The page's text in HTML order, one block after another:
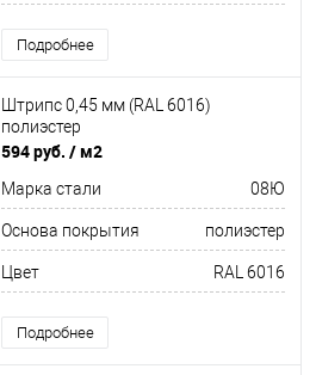
Подробнее
Штрипс 0,45 мм (RAL 6016)
полиэстер
594 руб. / м2
Марка стали 08Ю
Основа покрытия полиэстер
Цвет RAL 6016
Подробнее